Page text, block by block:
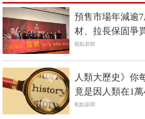
預售市場年減逾
材、拉長保固爭
觀點新聞
人類大歷史》你
竟是因人類在1
事」...
觀點新聞